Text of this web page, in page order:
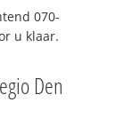
070-
u klaar.
Den